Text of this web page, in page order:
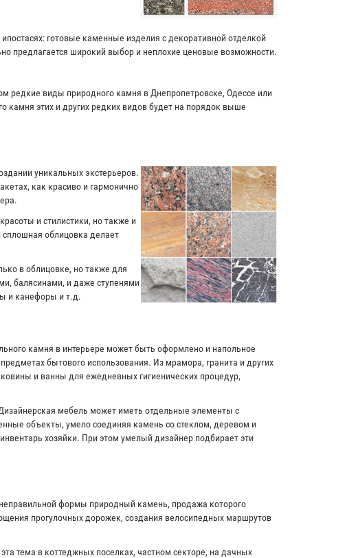
готовые каменные изделия с декоративной отделкой
предлагается широкий выбор и неплохие ценовые возможности.
редкие виды природного камня в Днепропетровске, Одессе или
камня этих и других редких видов будет на порядок выше
уникальных экстерьеров.
как красиво и гармонично
и стилистики, но также и
сплошная облицовка делает
в облицовке, но также для
балясинами, и даже ступенями
и канефоры и т.д.
камня в интерьере может быть оформлено и напольное
бытового использования. Из мрамора, гранита и других
и ванны для ежедневных гигиенических процедур,
мебель может иметь отдельные элементы с
объекты, умело соединяя камень со стеклом, деревом и
хозяйки. При этом умелый дизайнер подбирает эти
формы природный камень, продажа которого
прогулочных дорожек, создания велосипедных маршрутов
тема в коттеджных поселках, частном секторе, на дачных